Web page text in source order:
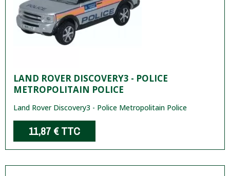
LAND ROVER DISCOVERY3 - POLICE
METROPOLITAIN POLICE
Land Rover Discovery3 - Police Metropolitain Police
11,87 €TTC